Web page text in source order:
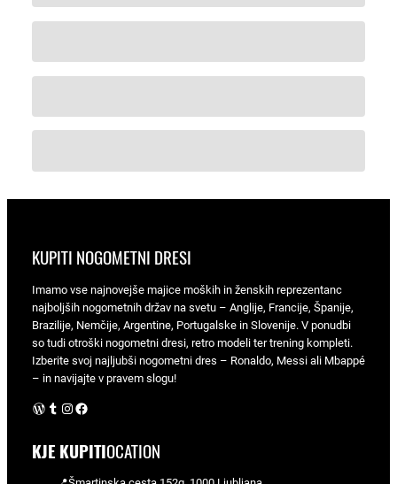
KUPITI NOGOMETNI DRESI
Imamo vse najnovejše majice moških in ženskih reprezentanc
najboljših nogometnih držav na svetu – Anglije, Francije, Španije,
Brazilije, Nemčije, Argentine, Portugalske in Slovenije. V ponudbi
so tudi otroški nogometni dresi, retro modeli ter trening kompleti.
Izberite svoj najljubši nogometni dres – Ronaldo, Messi ali Mbappé
– in navijajte v pravem slogu!
WordPress Instagram Facebook
KJE KUPITIOCATION